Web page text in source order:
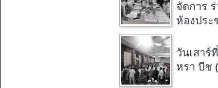
จัดการ
ห้องปร
วันเสา
หรา บีช